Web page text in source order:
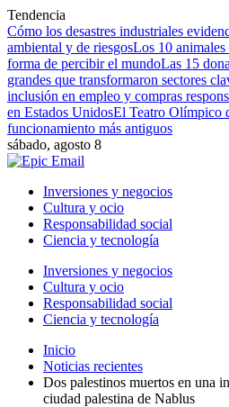
Tendencia
Cómo los desastres industriales
ambiental y de riesgosLos 10 animales
forma de percibir el mundoLas 15
grandes que transformaron sectores
inclusión en empleo y compras
en Estados UnidosEl Teatro Olímpico
funcionamiento más antiguos
sábado, agosto 8
Inversiones y negocios
Cultura y ocio
Responsabilidad social
Ciencia y tecnología
Inversiones y negocios
Cultura y ocio
Responsabilidad social
Ciencia y tecnología
Inicio
Noticias recientes
Dos palestinos muertos en una
ciudad palestina de Nablus